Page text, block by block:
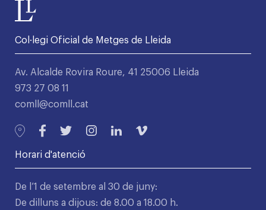
Col·legi Oficial de Metges de Lleida
Av. Alcalde Rovira Roure, 41 25006 Lleida
973 27 08 11
comll@comll.cat
Horari d'atenció
De l’1 de setembre al 30 de juny:
De dilluns a dijous: de 8.00 a 18.00 h.